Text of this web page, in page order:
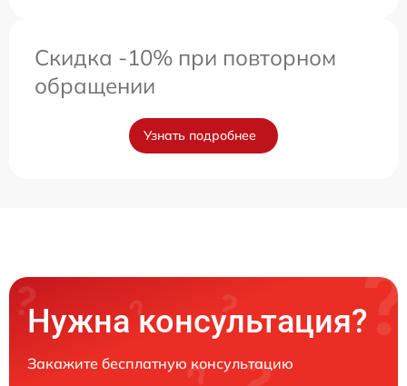
Скидка -10% при повторном
обращении
Узнать подробнее
Нужна консультация?
Закажите бесплатную консультацию